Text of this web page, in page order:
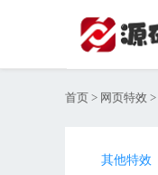
首页 > 网页特效 >
其他特效